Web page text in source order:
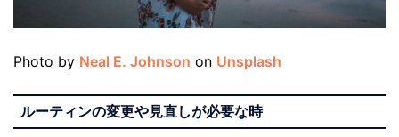
Photo by Neal E. Johnson on Unsplash
ルーティンの変更や見直しが必要な時